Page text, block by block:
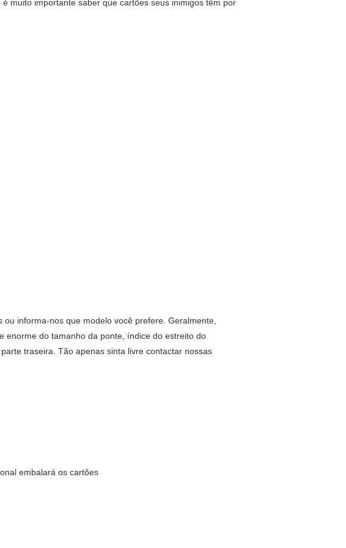
muito importante saber que cartões seus inimigos têm por
informa-nos que modelo você prefere. Geralmente,
enorme do tamanho da ponte, índice do estreito do
traseira. Tão apenas sinta livre contactar nossas
embalará os cartões